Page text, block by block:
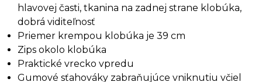
hlavovej časti, tkanina na zadnej strane klobúka,
dobrá viditeľnosť
Priemer krempou klobúka je 39 cm
Zips okolo klobúka
Praktické vrecko vpredu
Gumové sťahováky zabraňujúce vniknutiu včiel